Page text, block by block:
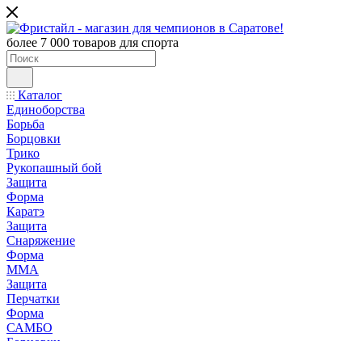
более 7 000 товаров для спорта
Каталог
Единоборства
Борьба
Борцовки
Трико
Рукопашный бой
Защита
Форма
Каратэ
Защита
Снаряжение
Форма
ММА
Защита
Перчатки
Форма
САМБО